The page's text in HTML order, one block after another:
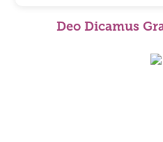
Deo Dicamus